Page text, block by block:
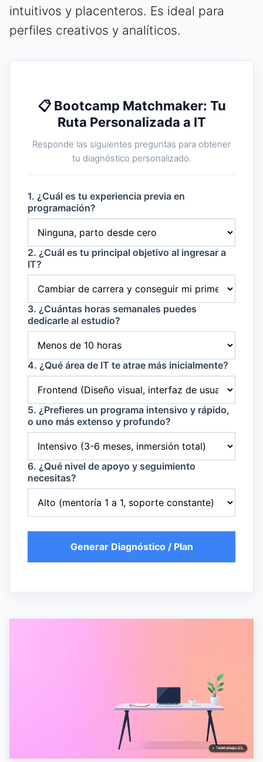
intuitivos y placenteros. Es ideal para
perfiles creativos y analíticos.
📋 Bootcamp Matchmaker: Tu
Ruta Personalizada a IT
Responde las siguientes preguntas para obtener
tu diagnóstico personalizado.
1. ¿Cuál es tu experiencia previa en
programación?
2. ¿Cuál es tu principal objetivo al ingresar a
IT?
3. ¿Cuántas horas semanales puedes
dedicarle al estudio?
4. ¿Qué área de IT te atrae más inicialmente?
5. ¿Prefieres un programa intensivo y rápido,
o uno más extenso y profundo?
6. ¿Qué nivel de apoyo y seguimiento
necesitas?
Generar Diagnóstico / Plan